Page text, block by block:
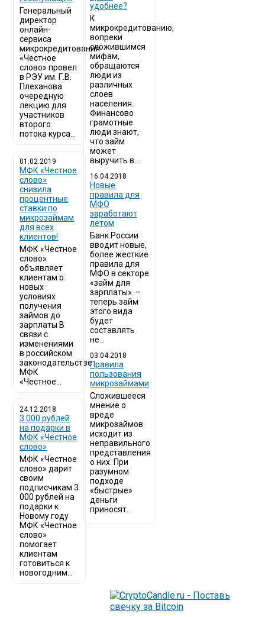
Генеральный
директор
онлайн-
сервиса
микрокредитования
«Честное
слово» провел
в РЭУ им. Г.В.
Плеханова
очередную
лекцию для
участников
второго
потока курса...
01.02.2019
МФК «Честное
слово»
снизила
процентные
ставки по
микрозаймам
для всех
клиентов!
МФК «Честное
слово»
объявляет
клиентам о
новых
условиях
получения
займов до
зарплаты В
связи с
изменениями
в российском
законодательстве
МФК
«Честное...
24.12.2018
3 000 рублей
на подарки в
МФК «Честное
слово»
МФК «Честное
слово» дарит
своим
подписчикам 3
000 рублей на
подарки к
Новому году
МФК «Честное
слово»
помогает
клиентам
готовиться к
новогодним...
удобнее?
К
микрокредитованию,
вопреки
сложившимся
мифам,
обращаются
люди из
различных
слоев
населения.
Финансово
грамотные
люди знают,
что займ
может
выручить в...
16.04.2018
Новые
правила для
МФО
заработают
летом
Банк России
вводит новые,
более жесткие
правила для
МФО в секторе
«займ для
зарплаты» –
теперь займ
этого вида
будет
составлять
не...
03.04.2018
​Правила
пользования
микрозаймами
Сложившееся
мнение о
вреде
микрозаймов
исходит из
неправильного
представления
о них. При
разумном
подходе
«быстрые»
деньги
приносят...